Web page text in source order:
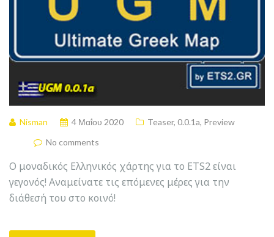
Nisman 4 Μαΐου 2020 Teaser, 0.0.1a, Preview
No comments
Ο μοναδικός Ελληνικός χάρτης για το ETS2 είναι
γεγονός! Αναμείνατε τις επόμενες μέρες για την
διάθεσή του στο κοινό!